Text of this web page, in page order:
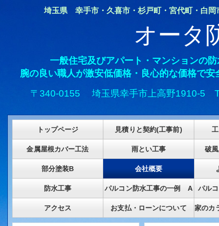
埼玉県 幸手市・久喜市・杉戸町・宮代町・白岡市
オータ
一般住宅及びアパート・マンションの
腕の良い職人が激安低価格・良心的な価格で
〒340-0155 埼玉県幸手市上高野1910-5
トップページ 見積りと契約(工事前)
金属屋根カバー工法 雨とい工事 破
部分塗装B 会社概要
防水工事 パルコン防水工事の一例 A パル
アクセス お支払・ローンについて 家のカ